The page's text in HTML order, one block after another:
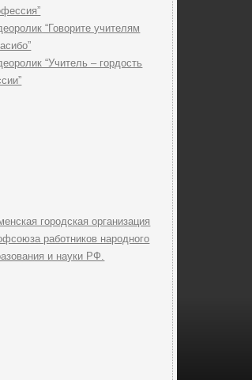
“Говорите учителям
“Учитель – гордость
городская организация
работников народного
и науки РФ.